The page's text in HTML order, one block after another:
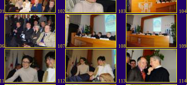
102 103 104
107 108 109
112 113 114